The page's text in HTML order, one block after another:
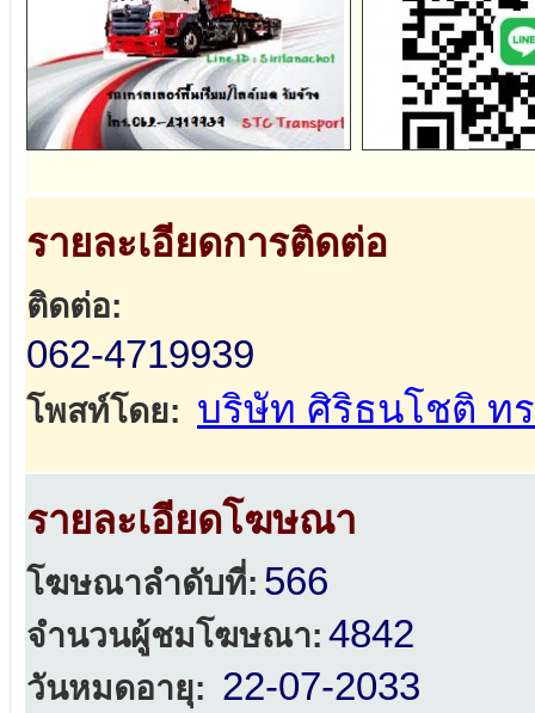
รายละเอียดการติดต่อ
ติดต่อ:
062-4719939
โพสท์โดย: บริษัท ศิริธนโชติ ท
รายละเอียดโฆษณา
โฆษณาลำดับที่: 566
จำนวนผู้ชมโฆษณา: 4842
วันหมดอายุ: 22-07-2033